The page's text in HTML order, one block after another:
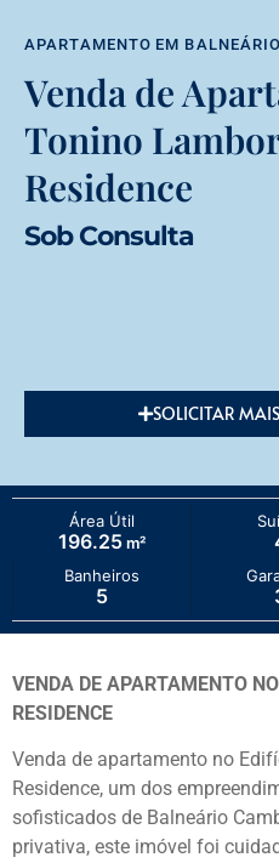
APARTAMENTO EM
Venda de
Tonino
Residence
Sob Consulta
SOLICITAR
Área Útil
196.25m²
Banheiros
5
VENDA DE APARTAMENTO
RESIDENCE
Venda de apartamento no
Residence, um dos
sofisticados de Balneário
privativa, este imóvel foi